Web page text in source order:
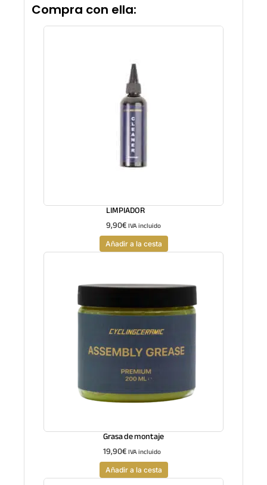
Compra con ella:
LIMPIADOR
9,90€IVA incluido
Añadir a la cesta
Grasa de montaje
19,90€IVA incluido
Añadir a la cesta